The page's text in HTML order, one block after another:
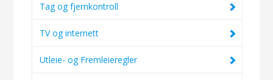
Tag og fjernkontroll
TV og internett
Utleie- og Fremleieregler